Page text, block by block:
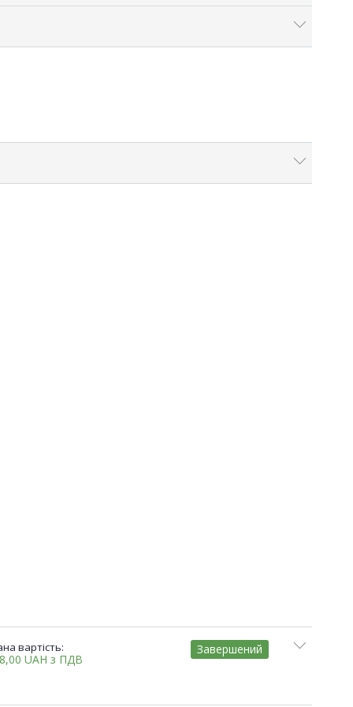
вартість:
UAH з ПДВ
Завершений